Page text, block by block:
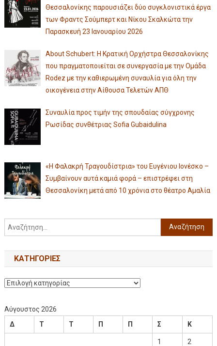
Θεσσαλονίκης παρουσιάζει δύο συγκλονιστικά έργα
των Φραντς Σούμπερτ και Νίκου Σκαλκώτα την
Παρασκευή 23 Ιανουαρίου 2026
About Schubert: Η Κρατική Ορχήστρα Θεσσαλονίκης
που πραγματοποιείται σε συνεργασία με την Ομάδα
Rodez με την καθιερωμένη συναυλία για όλη την
οικογένεια στην Αίθουσα Τελετών ΑΠΘ
Συναυλία προς τιμήν της σπουδαίας σύγχρονης
Ρωσίδας συνθέτριας Sofia Gubaidulina
«Η Φαλακρή Τραγουδίστρια» του Ευγένιου Ιονέσκο –
Συμβαίνουν αυτά καμιά φορά – επιστρέφει στη
Θεσσαλονίκη μετά από 10 χρόνια στο θέατρο Αμαλία
KΑΤΗΓΟΡΊΕΣ
Αύγουστος 2026
Δ
Τ Τ Π Π Σ Κ
1 2